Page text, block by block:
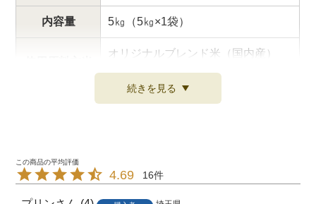
内容量 5㎏（5㎏×1袋）
オリジナルブレンド米（国内産）
（詳しくはこちら）
お米は、農産物と同じで賞味期限は
ありません。
続きを見る
4.69 16